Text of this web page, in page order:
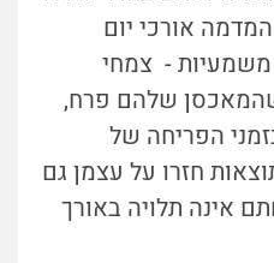
אורכי יום
משמעיות - צמחי
שלהם פרח,
הפריחה של
חזרו על עצמן גם
אינה תלויה באורך